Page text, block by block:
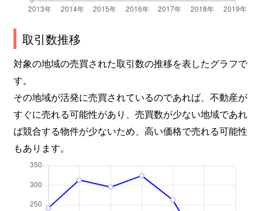
取引数推移
対象の地域の売買された取引数の推移を表したグラフで
す。
その地域が活発に売買されているのであれば、不動産が
すぐに売れる可能性があり、売買数が少ない地域であれ
ば競合する物件が少ないため、高い価格で売れる可能性
もあります。